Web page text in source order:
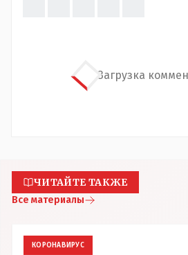
Загрузка
ЧИТАЙТЕ ТАКЖЕ
Все материалы
КОРОНАВИРУС